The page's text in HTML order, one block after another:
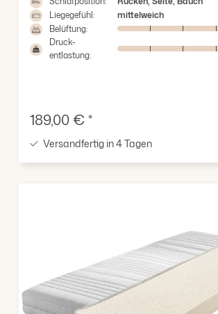
Liegegefühl:
mittelweich
Belüftung:
Druck-
entlastung:
Verkaufspreis:
189,00 € *
Versandfertig in 4 Tagen